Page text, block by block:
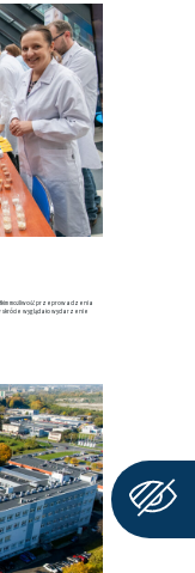
możliwość przeprowadzenia
skrócie wyglądało wydarzenie